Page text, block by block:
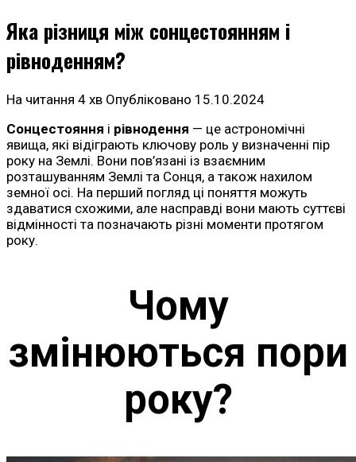
Яка різниця між сонцестоянням і
рівноденням?
На читання 4 хв Опубліковано 15.10.2024
Сонцестояння і рівнодення — це астрономічні
явища, які відіграють ключову роль у визначенні пір
року на Землі. Вони пов’язані із взаємним
розташуванням Землі та Сонця, а також нахилом
земної осі. На перший погляд ці поняття можуть
здаватися схожими, але насправді вони мають суттєві
відмінності та позначають різні моменти протягом
року.
Чому
змінюються пори
року?